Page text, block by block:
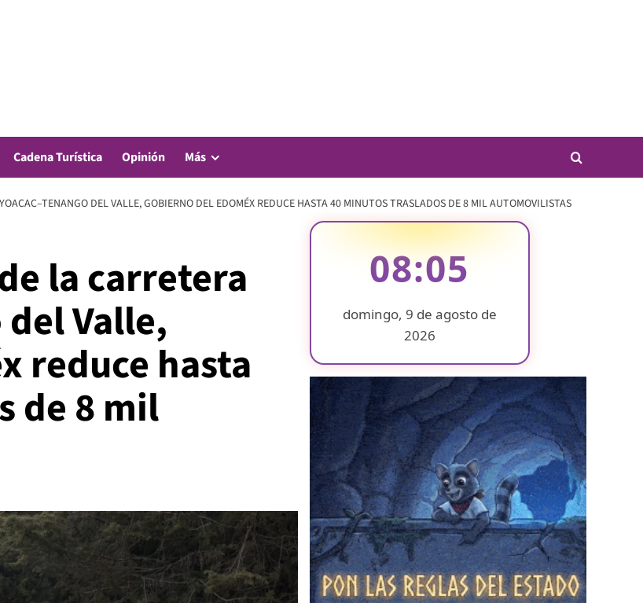
Cadena Turística Opinión Más
DEL VALLE, GOBIERNO DEL EDOMÉX REDUCE HASTA 40 MINUTOS TRASLADOS DE 8 MIL AUTOMOVILISTAS
la carretera
del Valle,
reduce hasta
de 8 mil
08:05
domingo, 9 de agosto de
2026
❄
❄
❄
❄
❄
❄
❄
❄
❄